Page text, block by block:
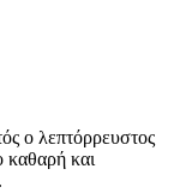
ο λεπτόρρευστος
καθαρή και